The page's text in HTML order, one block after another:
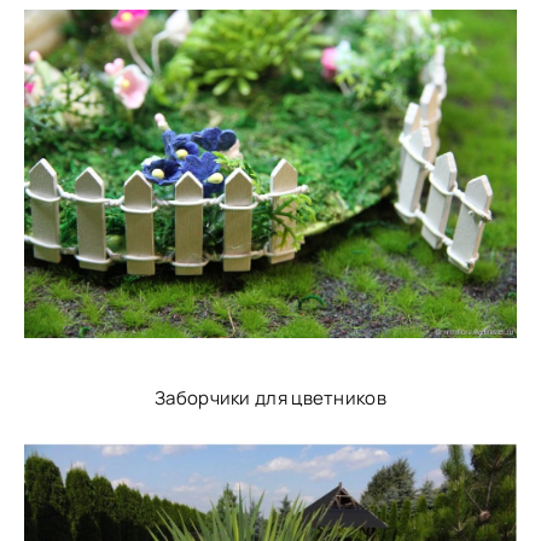
Заборчики для цветников